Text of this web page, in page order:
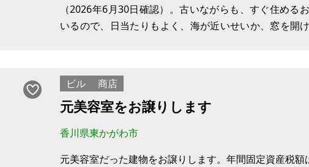
（2026年6月30日確認）。古いながらも、すぐ住める
いるので、日当たりもよく、海が近いせいか、窓を開
間取り（面積概数）：洋室9㎡、洋室10㎡、和室10㎡、
ビル 商店
元美容室をお譲りします
香川県東かがわ市
元美容室だった建物をお譲りします。年間固定資産税額